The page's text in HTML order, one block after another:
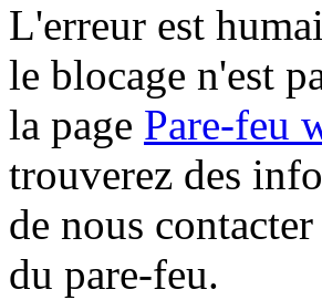
L'erreur est
le blocage n'est
la page Pare-feu
trouverez des
de nous
du pare-feu.